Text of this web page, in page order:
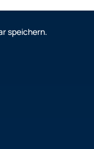
speichern.